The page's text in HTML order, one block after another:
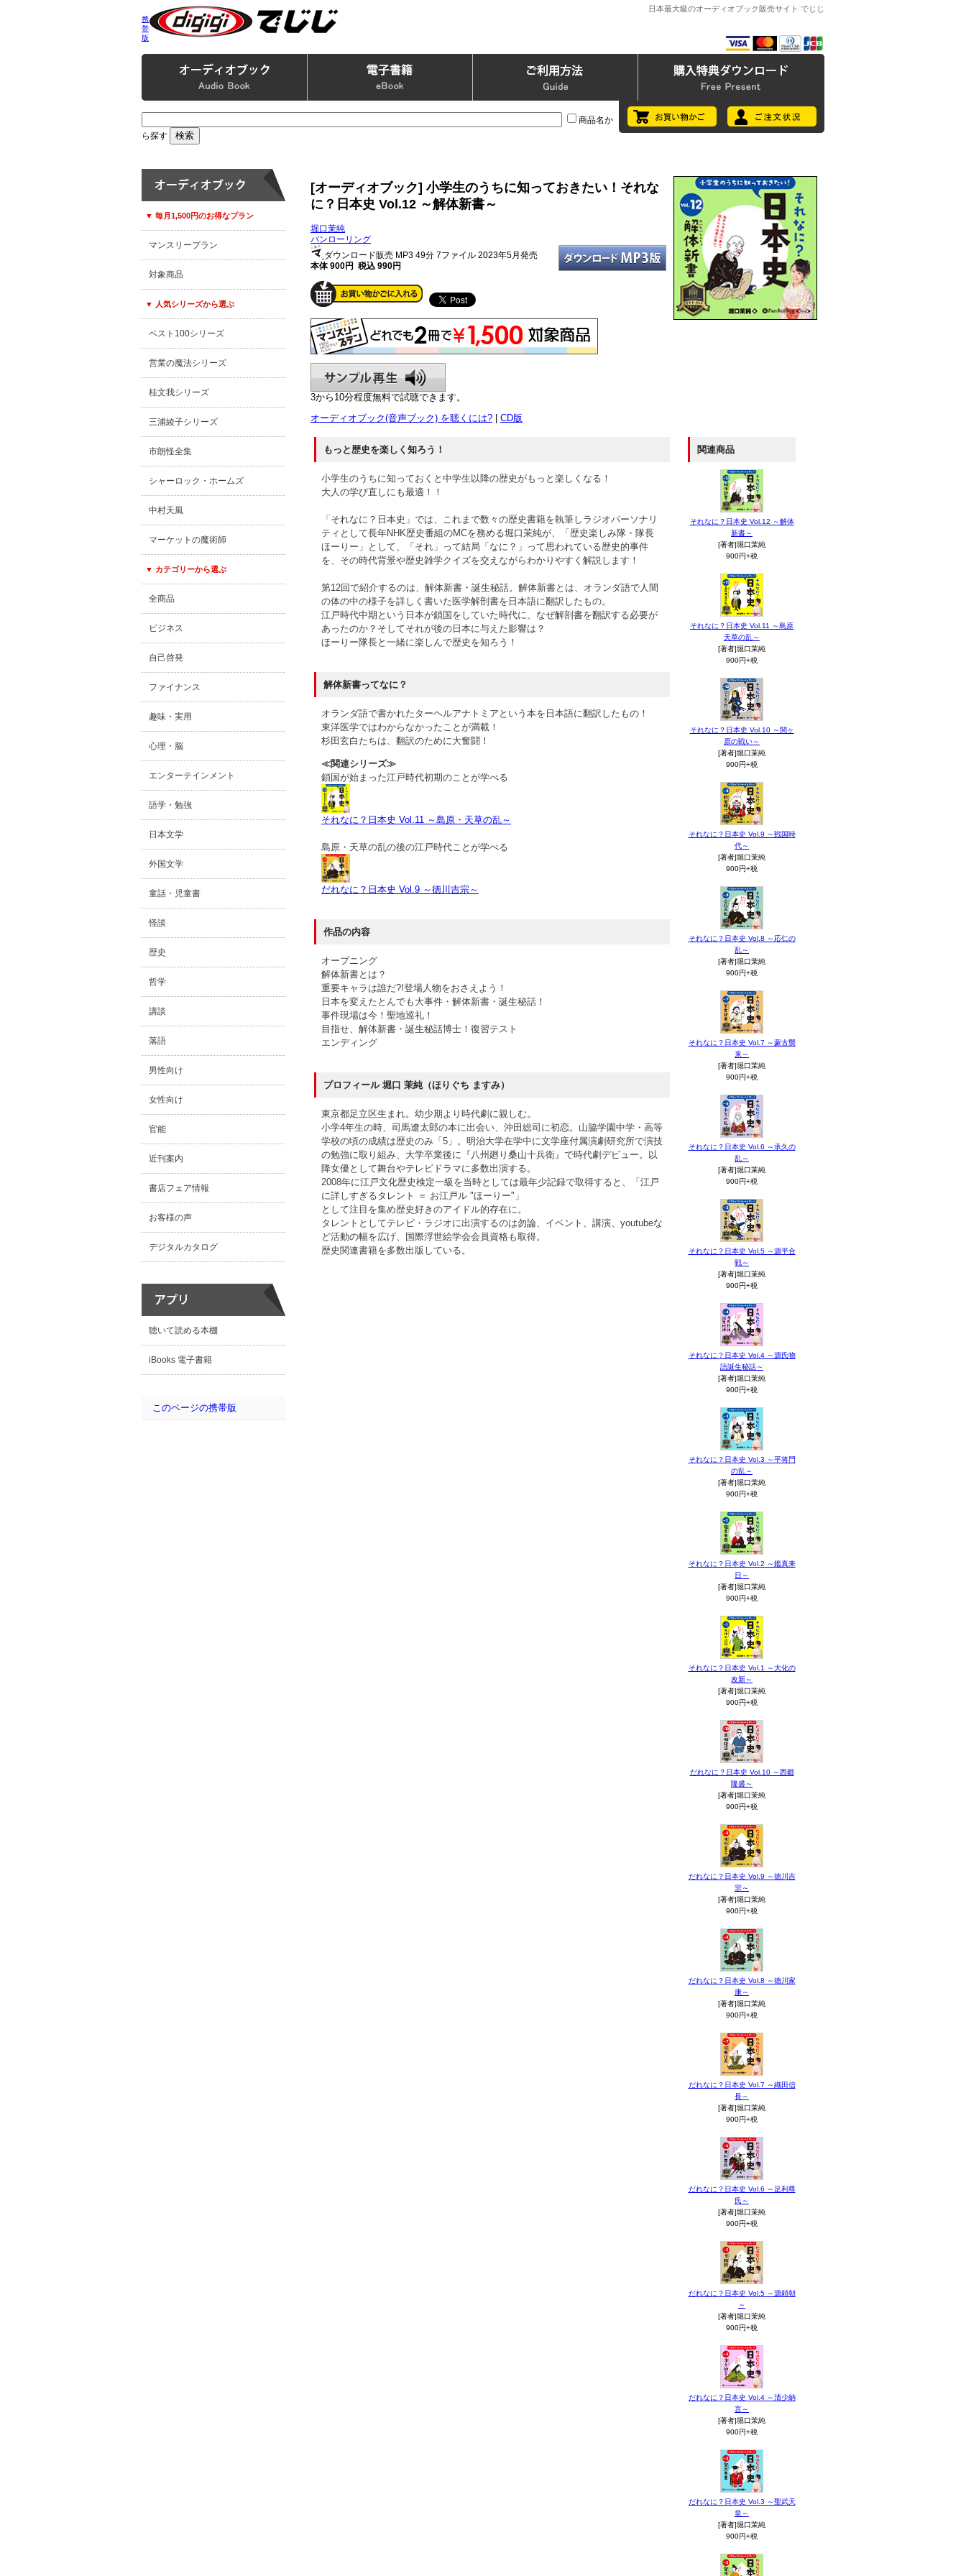
携
帯
版
日本最大級のオーディオブック販売サイト でじじ
商品名か
ら探す
▼ 毎月1,500円のお得なプラン
マンスリープラン
対象商品
▼ 人気シリーズから選ぶ
ベスト100シリーズ
営業の魔法シリーズ
桂文我シリーズ
三浦綾子シリーズ
市朗怪全集
シャーロック・ホームズ
中村天風
マーケットの魔術師
▼ カテゴリーから選ぶ
全商品
ビジネス
自己啓発
ファイナンス
趣味・実用
心理・脳
エンターテインメント
語学・勉強
日本文学
外国文学
童話・児童書
怪談
歴史
哲学
講談
落語
男性向け
女性向け
官能
近刊案内
書店フェア情報
お客様の声
デジタルカタログ
聴いて読める本棚
iBooks 電子書籍
このページの携帯版
[オーディオブック] 小学生のうちに知っておきたい！それな
に？日本史 Vol.12 ～解体新書～
堀口茉純
パンローリング
ダウンロード販売 MP3 49分 7ファイル 2023年5月発売
本体 900円 税込 990円
3から10分程度無料で試聴できます。
オーディオブック(音声ブック) を聴くには?
CD版
もっと歴史を楽しく知ろう！
小学生のうちに知っておくと中学生以降の歴史がもっと楽しくなる！
大人の学び直しにも最適！！
「それなに？日本史」では、これまで数々の歴史書籍を執筆しラジオパーソナリ
ティとして長年NHK歴史番組のMCを務める堀口茉純が、「歴史楽しみ隊・隊長
ほーりー」として、「それ」って結局「なに？」って思われている歴史的事件
を、その時代背景や歴史雑学クイズを交えながらわかりやすく解説します！
第12回で紹介するのは、解体新書・誕生秘話。解体新書とは、オランダ語で人間
の体の中の様子を詳しく書いた医学解剖書を日本語に翻訳したもの。
江戸時代中期という日本が鎖国をしていた時代に、なぜ解剖書を翻訳する必要が
あったのか？そしてそれが後の日本に与えた影響は？
ほーりー隊長と一緒に楽しんで歴史を知ろう！
解体新書ってなに？
オランダ語で書かれたターヘルアナトミアという本を日本語に翻訳したもの！
東洋医学ではわからなかったことが満載！
杉田玄白たちは、翻訳のために大奮闘！
≪関連シリーズ≫
鎖国が始まった江戸時代初期のことが学べる
それなに？日本史 Vol.11 ～島原・天草の乱～
島原・天草の乱の後の江戸時代ことが学べる
だれなに？日本史 Vol.9 ～徳川吉宗～
作品の内容
オープニング
解体新書とは？
重要キャラは誰だ?!登場人物をおさえよう！
日本を変えたとんでも大事件・解体新書・誕生秘話！
事件現場は今！聖地巡礼！
目指せ、解体新書・誕生秘話博士！復習テスト
エンディング
プロフィール 堀口 茉純（ほりぐち ますみ）
東京都足立区生まれ。幼少期より時代劇に親しむ。
小学4年生の時、司馬遼太郎の本に出会い、沖田総司に初恋。山脇学園中学・高等
学校の頃の成績は歴史のみ「5」。明治大学在学中に文学座付属演劇研究所で演技
の勉強に取り組み、大学卒業後に『八州廻り桑山十兵衛』で時代劇デビュー。以
降女優として舞台やテレビドラマに多数出演する。
2008年に江戸文化歴史検定一級を当時としては最年少記録で取得すると、「江戸
に詳しすぎるタレント ＝ お江戸ル "ほーりー"」
として注目を集め歴史好きのアイドル的存在に。
タレントとしてテレビ・ラジオに出演するのは勿論、イベント、講演、youtubeな
ど活動の幅を広げ、国際浮世絵学会会員資格も取得。
歴史関連書籍を多数出版している。
関連商品
それなに？日本史 Vol.12 ～解体
新書～
[著者]堀口茉純
900円+税
それなに？日本史 Vol.11 ～島原
天草の乱～
[著者]堀口茉純
900円+税
それなに？日本史 Vol.10 ～関ヶ
原の戦い～
[著者]堀口茉純
900円+税
それなに？日本史 Vol.9 ～戦国時
代～
[著者]堀口茉純
900円+税
それなに？日本史 Vol.8 ～応仁の
乱～
[著者]堀口茉純
900円+税
それなに？日本史 Vol.7 ～蒙古襲
来～
[著者]堀口茉純
900円+税
それなに？日本史 Vol.6 ～承久の
乱～
[著者]堀口茉純
900円+税
それなに？日本史 Vol.5 ～源平合
戦～
[著者]堀口茉純
900円+税
それなに？日本史 Vol.4 ～源氏物
語誕生秘話～
[著者]堀口茉純
900円+税
それなに？日本史 Vol.3 ～平将門
の乱～
[著者]堀口茉純
900円+税
それなに？日本史 Vol.2 ～鑑真来
日～
[著者]堀口茉純
900円+税
それなに？日本史 Vol.1 ～大化の
改新～
[著者]堀口茉純
900円+税
だれなに？日本史 Vol.10 ～西郷
隆盛～
[著者]堀口茉純
900円+税
だれなに？日本史 Vol.9 ～徳川吉
宗～
[著者]堀口茉純
900円+税
だれなに？日本史 Vol.8 ～徳川家
康～
[著者]堀口茉純
900円+税
だれなに？日本史 Vol.7 ～織田信
長～
[著者]堀口茉純
900円+税
だれなに？日本史 Vol.6 ～足利尊
氏～
[著者]堀口茉純
900円+税
だれなに？日本史 Vol.5 ～源頼朝
～
[著者]堀口茉純
900円+税
だれなに？日本史 Vol.4 ～清少納
言～
[著者]堀口茉純
900円+税
だれなに？日本史 Vol.3 ～聖武天
皇～
[著者]堀口茉純
900円+税